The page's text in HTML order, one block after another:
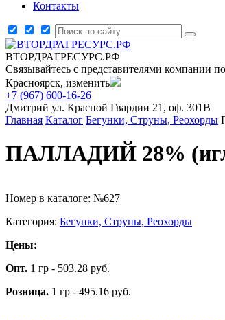
Контакты
ВТОРДРАГРЕСУРС.РФ
Связывайтесь с представителями компании
Красноярск, изменить
+7 (967) 600-16-26
Дмитрий ул. Красной Гвардии 21, оф. 301В
Главная Каталог Бегунки, Струны, Реохорды
ПАЛЛАДИЙ 28%
Номер в каталоге: №627
Категория: Бегунки, Струны, Реохорды
Цены:
Опт. 1 гр - 503.28 руб.
Розница. 1 гр - 495.16 руб.